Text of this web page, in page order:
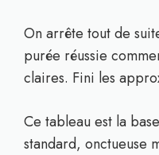
On arrête tout de
purée réussie
claires. Fini les
Ce tableau est la
standard, onctueuse